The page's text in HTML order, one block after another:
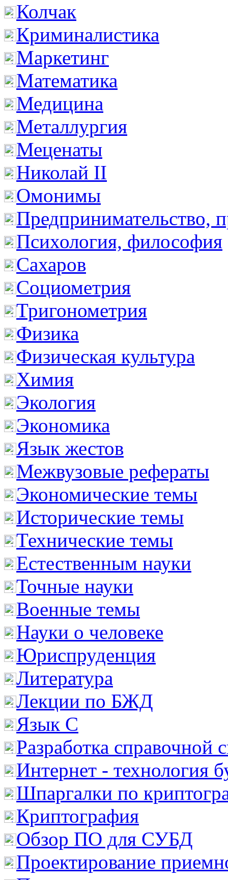
Колчак
Криминалистика
Маркетинг
Математика
Медицина
Металлургия
Меценаты
Николай II
Омонимы
Предпринимательство,
Психология, философия
Сахаров
Социометрия
Тригонометрия
Физика
Физическая культура
Химия
Экология
Экономика
Язык жестов
Межвузовые рефераты
Экономические темы
Исторические темы
Технические темы
Естественным науки
Точные науки
Военные темы
Науки о человеке
Юриспруденция
Литература
Лекции по БЖД
Язык С
Разработка справочной
Интернет - технология
Шпаргалки по
Криптография
Обзор ПО для СУБД
Проектирование